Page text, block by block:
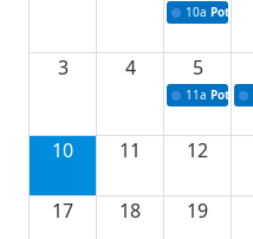
10a
3 4 5
11a
10 11 12
17 18 19